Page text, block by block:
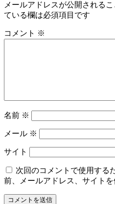
メールアドレスが公開されるこ
ている欄は必須項目です
コメント ※
名前 ※
メール ※
サイト
次回のコメントで使用する
前、メールアドレス、サイトを